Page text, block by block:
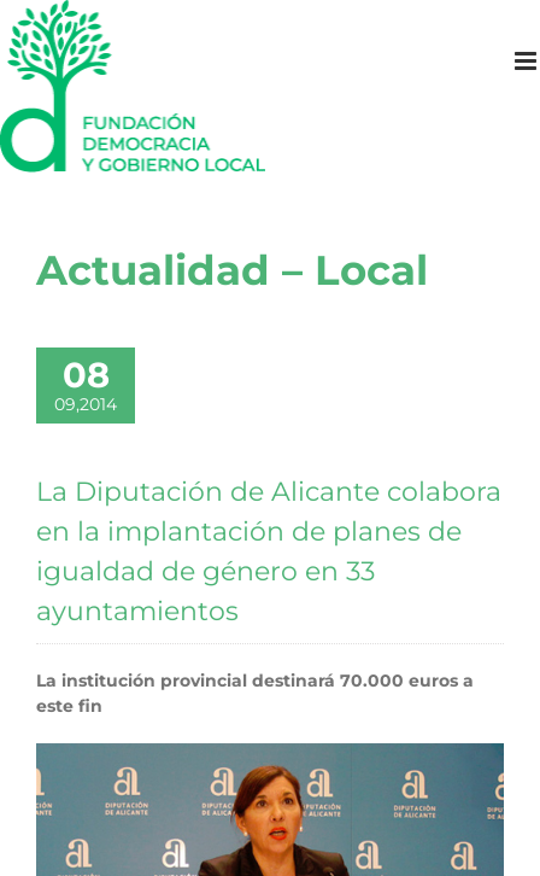
Saltar
al
contenido
Actualidad – Local
08
09,2014
La Diputación de Alicante colabora
en la implantación de planes de
igualdad de género en 33
ayuntamientos
La institución provincial destinará 70.000 euros a
este fin